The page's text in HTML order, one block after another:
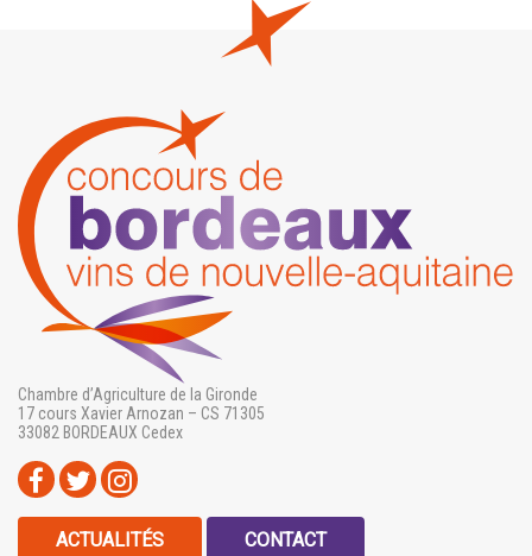
Chambre d’Agriculture de la Gironde
17 cours Xavier Arnozan – CS 71305
33082 BORDEAUX Cedex
ACTUALITÉS CONTACT